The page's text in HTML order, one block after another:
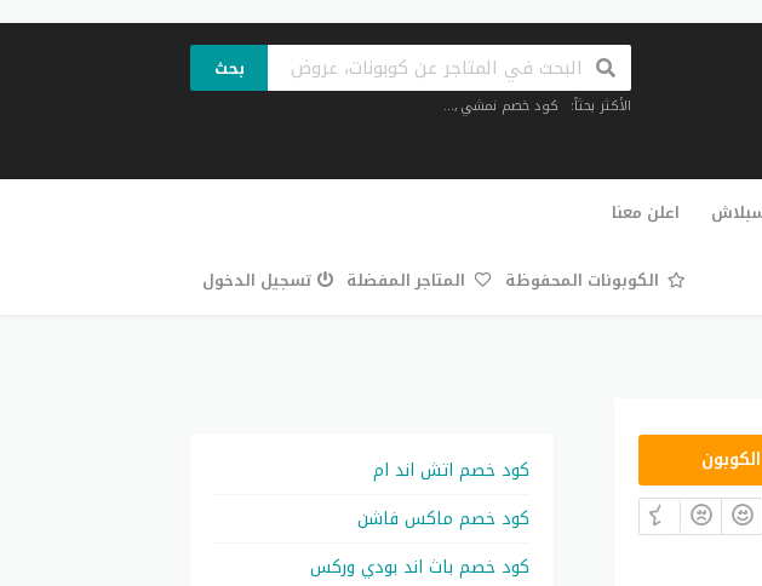
بحث
الأكثر بحثاً: كود خصم نمشي,...
تخطي
اعلن معنا
الكوبونات المحفوظة المتاجر المفضلة تسجيل الدخول
كود خصم اتش اند ام
كود خصم ماكس فاشن
كود خصم باث اند بودي وركس